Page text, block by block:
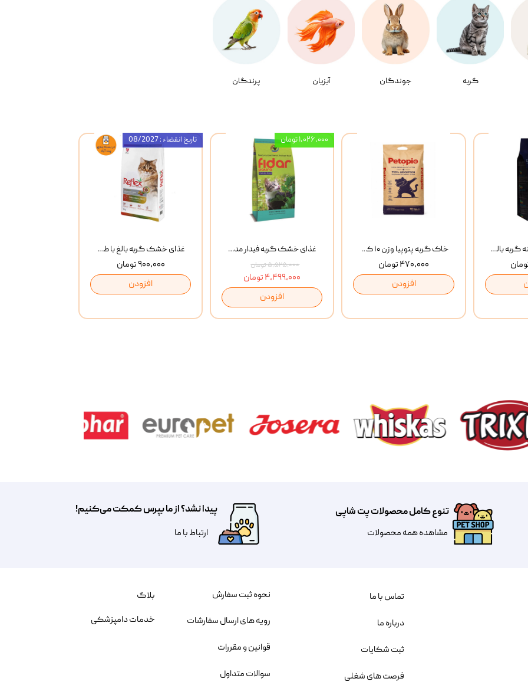
گربه جوندگان آبزیان پرندگان
غذای خشک گربه بالغ با طعم مرغ و برنج رفلکس Reflex Multi Color Chicken And Rice وزن 1 کیلوگرم
۹۰۰,۰۰۰ تومان
افزودن
تاریخ انقضاء : 08/2027
غذای خشک گربه فیدار مدل Adult وزن 10 کیلوگرم
۵,۵۲۵,۰۰۰ تومان
۴,۴۹۹,۰۰۰ تومان
افزودن
۱,۰۲۶,۰۰۰ تومان
خاک گربه پتوپیا وزن ۱۰ کیلوگرم
۴۷۰,۰۰۰ تومان
افزودن
غذای خشک روزانه گربه بالغ مفید MoFeed Adult Daily Cat Food وزن 2 کیلوگرم
تنوع کامل محصولات پت شاپی
مشاهده همه محصولات
پیدا نشد؟ از ما بپرس کمکت می‌کنیم!
​​​ارتباط با ما
نحوه ثبت سفارش
رویه های ارسال سفارشات
قوانین و مقررات
سوالات متداول
تماس با ما
درباره ما
ثبت شکایات
فرصت های شغلی
بلاگ
خدمات دامپزشکی